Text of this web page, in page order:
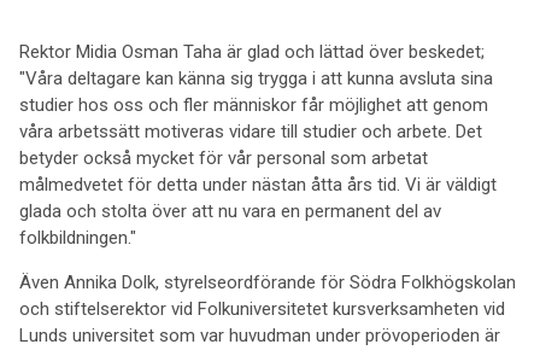
Rektor Midia Osman Taha är glad och lättad över beskedet;
"Våra deltagare kan känna sig trygga i att kunna avsluta sina
studier hos oss och fler människor får möjlighet att genom
våra arbetssätt motiveras vidare till studier och arbete. Det
betyder också mycket för vår personal som arbetat
målmedvetet för detta under nästan åtta års tid. Vi är väldigt
glada och stolta över att nu vara en permanent del av
folkbildningen."
Även Annika Dolk, styrelseordförande för Södra Folkhögskolan
och stiftelserektor vid Folkuniversitetet kursverksamheten vid
Lunds universitet som var huvudman under prövoperioden är